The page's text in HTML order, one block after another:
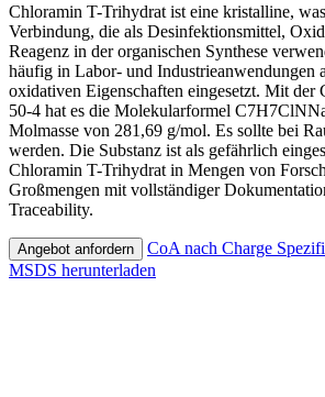
Chloramin T-Trihydrat ist eine kristalline,
Verbindung, die als Desinfektionsmittel,
Reagenz in der organischen Synthese
häufig in Labor- und Industrieanwendungen
oxidativen Eigenschaften eingesetzt. Mit
50-4 hat es die Molekularformel
Molmasse von 281,69 g/mol. Es sollte bei
werden. Die Substanz ist als gefährlich
Chloramin T-Trihydrat in Mengen von
Großmengen mit vollständiger
Traceability.
Angebot anfordern CoA nach Charge
MSDS herunterladen